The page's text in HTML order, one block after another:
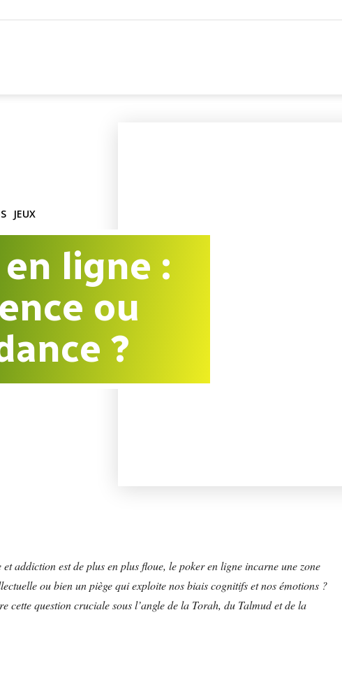
JEUX
ligne :
ou
?
addiction est de plus en plus floue, le poker en ligne incarne une zone
ou bien un piège qui exploite nos biais cognitifs et nos émotions ?
cette question cruciale sous l’angle de la Torah, du Talmud et de la